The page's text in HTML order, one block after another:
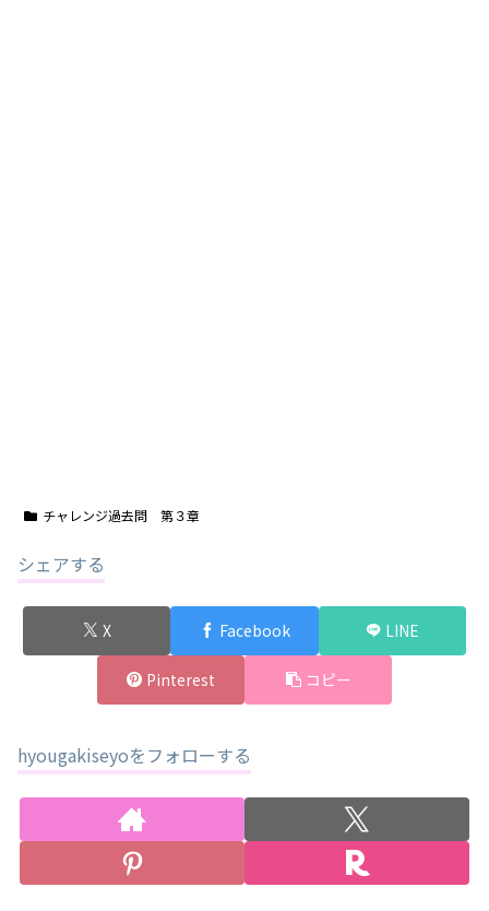
チャレンジ過去問 第３章
シェアする
X Facebook LINE
Pinterest コピー
hyougakiseyoをフォローする